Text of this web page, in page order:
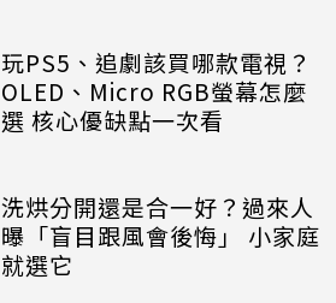
玩PS5、追劇該買哪款電視？
OLED、Micro RGB螢幕怎麼
選 核心優缺點一次看
洗烘分開還是合一好？過來人
曝「盲目跟風會後悔」 小家庭
就選它